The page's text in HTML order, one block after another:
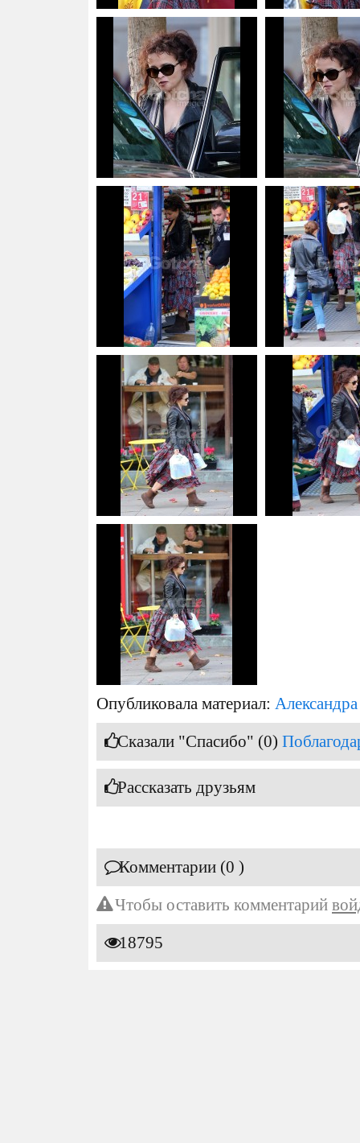
Опубликовала материал:
Сказали "Спасибо" (0)
Рассказать друзьям
Комментарии (0 )
Чтобы оставить комментарий
18795